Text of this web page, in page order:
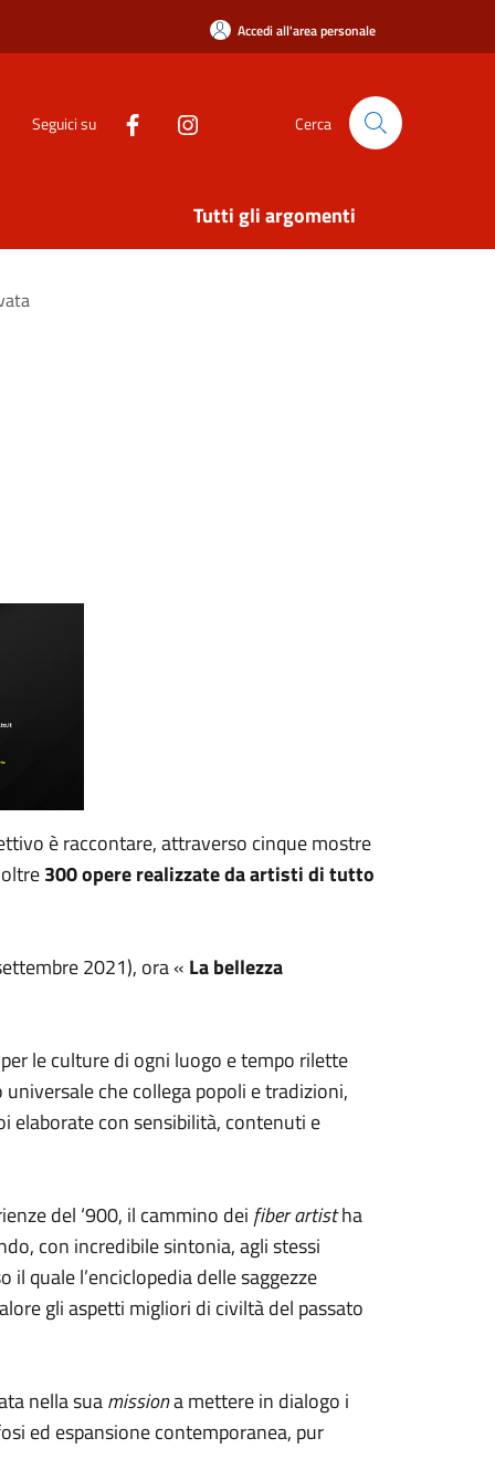
Accedi all'area personale
Seguici su Cerca
Tutti gli argomenti
è raccontare, attraverso cinque mostre
300 opere realizzate da artisti di tutto
2021), ora « La bellezza
le culture di ogni luogo e tempo rilette
che collega popoli e tradizioni,
elaborate con sensibilità, contenuti e
del ‘900, il cammino dei fiber artistha
con incredibile sintonia, agli stessi
quale l’enciclopedia delle saggezze
gli aspetti migliori di civiltà del passato
nella suamissiona mettere in dialogo i
ed espansione contemporanea, pur